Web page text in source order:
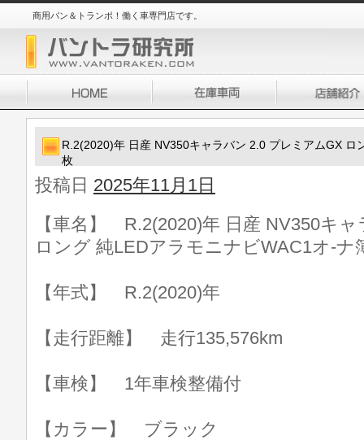
商用バン＆トランポ！働く車専門店です。
R.2(2020)年 日産 NV350キャラバン 2.0 プレミアムGX ロ
枚
投稿日 2025年11月1日
【車名】 R.2(2020)年 日産 NV350キ
ロング 純LEDアラモニナビWAC1オ-ナ
【年式】 R.2(2020)年
【走行距離】 走行135,576km
【車検】 1年車検整備付
【カラー】 ブラック